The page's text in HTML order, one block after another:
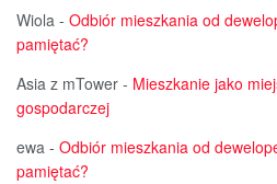
Wiola - Odbiór mieszkania od
pamiętać?
Asia z mTower - Mieszkanie jako
gospodarczej
ewa - Odbiór mieszkania od
pamiętać?